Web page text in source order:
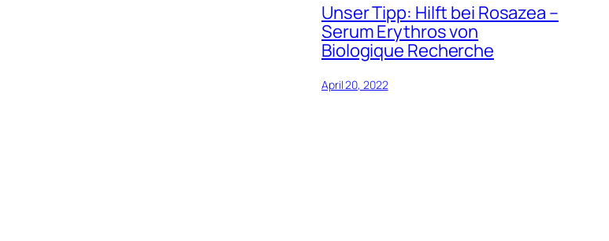
Unser Tipp: Hilft bei Rosazea –
Serum Erythros von
Biologique Recherche
April 20, 2022